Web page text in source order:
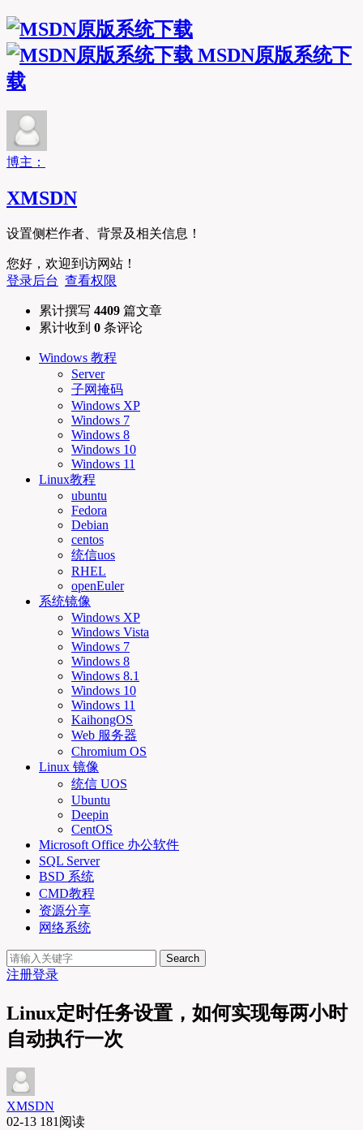
MSDN原版系统下
载
博主：
XMSDN
设置侧栏作者、背景及相关信息！
您好，欢迎到访网站！
登录后台 查看权限
累计撰写 4409 篇文章
累计收到 0 条评论
Windows 教程
Server
子网掩码
Windows XP
Windows 7
Windows 8
Windows 10
Windows 11
Linux教程
ubuntu
Fedora
Debian
centos
统信uos
RHEL
openEuler
系统镜像
Windows XP
Windows Vista
Windows 7
Windows 8
Windows 8.1
Windows 10
Windows 11
KaihongOS
Web 服务器
Chromium OS
Linux 镜像
统信 UOS
Ubuntu
Deepin
CentOS
Microsoft Office 办公软件
SQL Server
BSD 系统
CMD教程
资源分享
网络系统
Search
注册登录
Linux定时任务设置，如何实现每两小时
自动执行一次
XMSDN
02-13 181阅读